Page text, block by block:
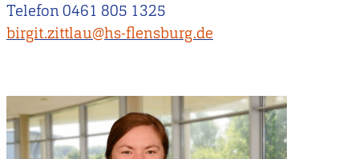
Telefon 0461 805 1325
birgit.zittlau@hs-flensburg.de